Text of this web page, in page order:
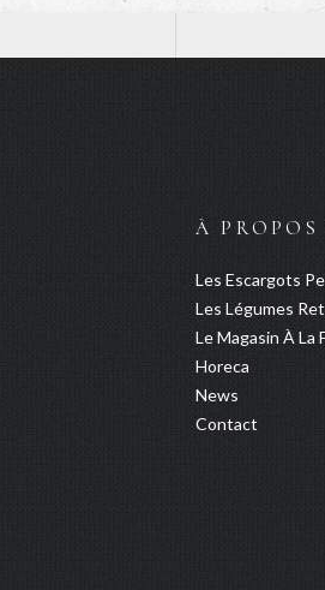
À
Les Escargots
Les Légumes
Le Magasin À La
Horeca
News
Contact